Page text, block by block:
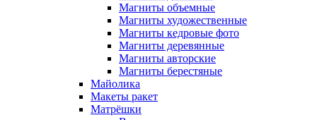
Магниты объемные
Магниты художественные
Магниты кедровые фото
Магниты деревянные
Магниты авторские
Магниты берестяные
Майолика
Макеты ракет
Матрёшки